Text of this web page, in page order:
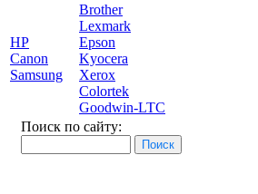
HP
Canon
Samsung
Brother
Lexmark
Epson
Kyocera
Xerox
Colortek
Goodwin-LTC
Поиск по сайту: